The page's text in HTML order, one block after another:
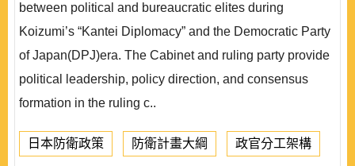
between political and bureaucratic elites during
Koizumi’s “Kantei Diplomacy” and the Democratic Party
of Japan(DPJ)era. The Cabinet and ruling party provide
political leadership, policy direction, and consensus
formation in the ruling c..
日本防衛政策 防衛計畫大綱 政官分工架構